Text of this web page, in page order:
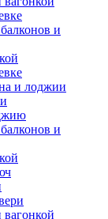
и
и лоджии
и